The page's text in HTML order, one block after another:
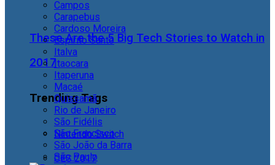
These Are the 5 Big Tech Stories to Watch in
2017
Trending Tags
Nintendo Switch
CES 2017
Campos
Carapebus
Cardoso Moreira
Espírito Santo
Italva
Itaocara
Itaperuna
Macaé
Quissamã
Rio de Janeiro
São Fidélis
São Francisco
São João da Barra
São Paulo